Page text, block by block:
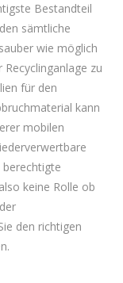
Bestandteil
sämtliche
wie möglich
zu
für den
kann
mobilen
keine Rolle ob
den richtigen